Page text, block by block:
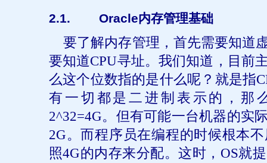
2.1. Oracle内存管理基础
要了解内存管理，首先需要知道
要知道CPU寻址。我们知道，目前
么这个位数指的是什么呢？就是指
有一切都是二进制表示的，那
2^32=4G。但有可能一台机器的实
2G。而程序员在编程的时候根本
照4G的内存来分配。这时， OS就